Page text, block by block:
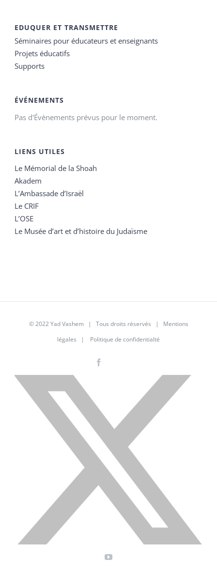
EDUQUER ET TRANSMETTRE
Séminaires pour éducateurs et enseignants
Projets éducatifs
Supports
ÉVÉNEMENTS
Pas d'Évènements prévus pour le moment.
LIENS UTILES
Le Mémorial de la Shoah
Akadem
L’Ambassade d’Israël
Le CRIF
L’OSE
Le Musée d’art et d’histoire du Judaïsme
© 2022 Yad Vashem | Tous droits réservés | Mentions
légales | Politique de confidentialté
X
YouTube